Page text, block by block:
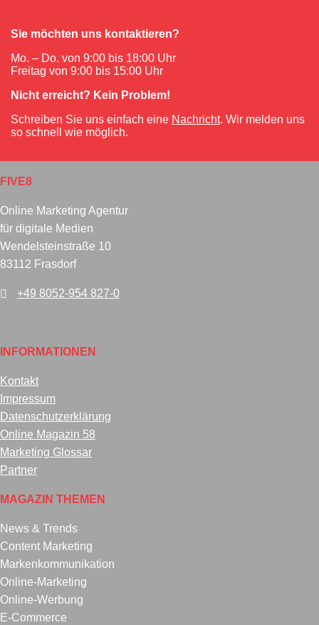
Sie möchten uns kontaktieren?
Mo. – Do. von 9:00 bis 18:00 Uhr
Freitag von 9:00 bis 15:00 Uhr
Nicht erreicht? Kein Problem!
Schreiben Sie uns einfach eine Nachricht. Wir melden uns
so schnell wie möglich.
FIVE8
Online Marketing Agentur
für digitale Medien
Wendelsteinstraße 10
83112 Frasdorf
+49 8052-954 827-0
INFORMATIONEN
Kontakt
Impressum
Datenschutzerklärung
Online Magazin 58
Marketing Glossar
Partner
MAGAZIN THEMEN
News & Trends
Content Marketing
Markenkommunikation
Online-Marketing
Online-Werbung
E-Commerce